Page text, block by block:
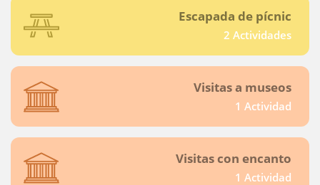
Escapada de pícnic
2 Actividades
Visitas a museos
1 Actividad
Visitas con encanto
1 Actividad